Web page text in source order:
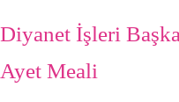
Diyanet İşleri
Ayet Meali